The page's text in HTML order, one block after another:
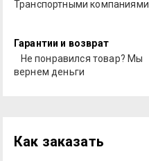
Транспортными компаниями
Гарантии и возврат
Не понравился товар? Мы
вернем деньги
Как заказать